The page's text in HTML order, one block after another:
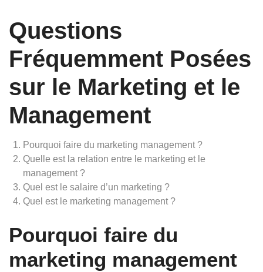
Questions
Fréquemment Posées
sur le Marketing et le
Management
Pourquoi faire du marketing management ?
Quelle est la relation entre le marketing et le
management ?
Quel est le salaire d’un marketing ?
Quel est le marketing management ?
Pourquoi faire du
marketing management